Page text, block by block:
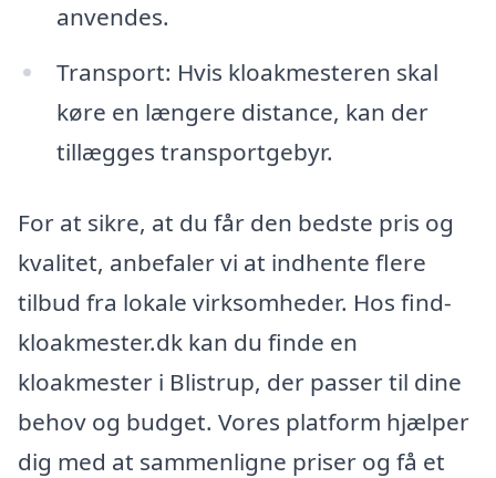
anvendes.
Transport: Hvis kloakmesteren skal
køre en længere distance, kan der
tillægges transportgebyr.
For at sikre, at du får den bedste pris og
kvalitet, anbefaler vi at indhente flere
tilbud fra lokale virksomheder. Hos find-
kloakmester.dk kan du finde en
kloakmester i Blistrup, der passer til dine
behov og budget. Vores platform hjælper
dig med at sammenligne priser og få et